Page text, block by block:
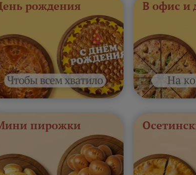
рождения В офис и
пирожки